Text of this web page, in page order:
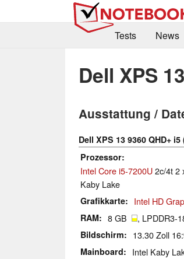
Tests
News
Dell XPS
Ausstattung /
Dell XPS 13 9360 QHD+ i5
Prozessor
Intel Core i5-7200U2c/4t 2
Kaby Lake
Grafikkarte Intel HD
RAM 8 GB , LPDDR3-
Bildschirm 13.30 Zoll
Mainboard Intel Kaby